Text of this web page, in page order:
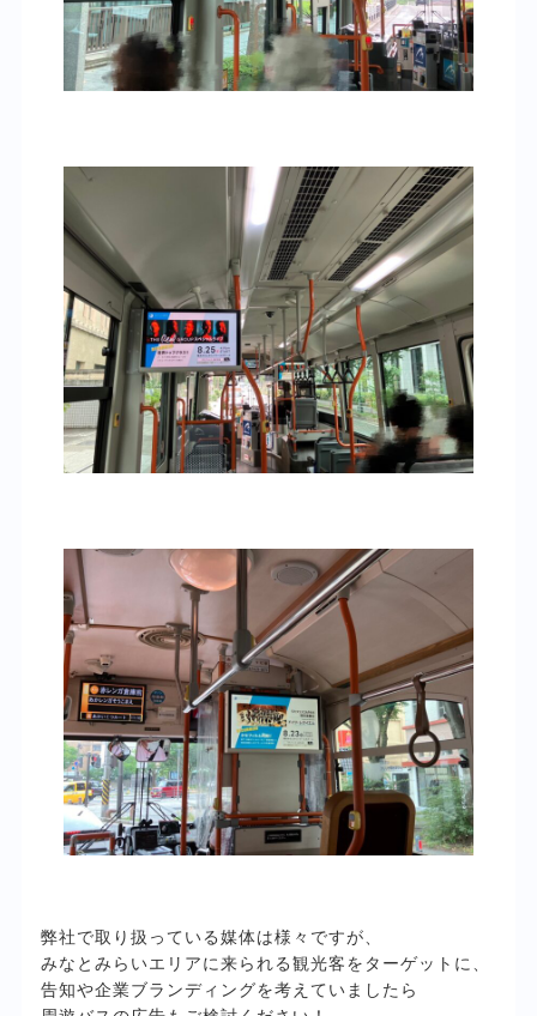
弊社で取り扱っている媒体は様々ですが、
みなとみらいエリアに来られる観光客をターゲットに、
告知や企業ブランディングを考えていましたら